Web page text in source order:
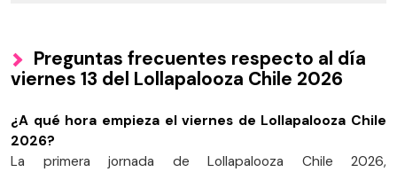
Preguntas frecuentes respecto al día
viernes 13 del Lollapalooza Chile 2026
¿A qué hora empieza el viernes de Lollapalooza Chile
2026?
La primera jornada de Lollapalooza Chile 2026,